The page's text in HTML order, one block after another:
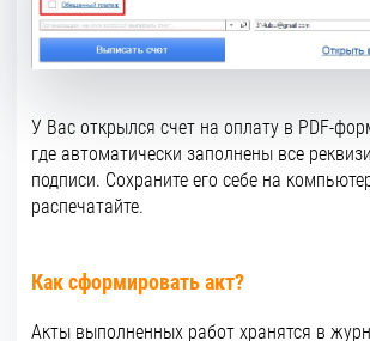
У Вас открылся счет на оплату в PDF-
где автоматически заполнены все
подписи. Сохраните его себе на
распечатайте.
Как сформировать акт?
Акты выполненных работ хранятся в